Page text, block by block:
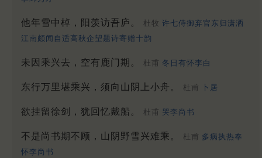
他年雪中棹，阳羡访吾庐。 杜牧 许七侍御弃官东归潇洒
江南颇闻自适高秋企望题诗寄赠十韵
未因乘兴去，空有鹿门期。 杜甫 冬日有怀李白
东行万里堪乘兴，须向山阴上小舟。 杜甫 卜居
欲挂留徐剑，犹回忆戴船。 杜甫 哭李尚书
不是尚书期不顾，山阴野雪兴难乘。 杜甫 多病执热奉
怀李尚书